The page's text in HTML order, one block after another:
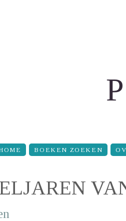
BOEKEN ZOEKEN